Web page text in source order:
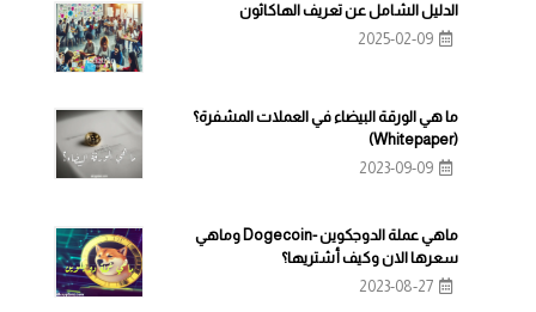
الدليل الشامل عن تعريف الهاكاثون
2025-02-09
ما هي الورقة البيضاء في العملات المشفرة؟
(Whitepaper)
2023-09-09
ماهي عملة الدوجكوين -Dogecoin وماهي
سعرها الان وكيف أشتريها؟
2023-08-27